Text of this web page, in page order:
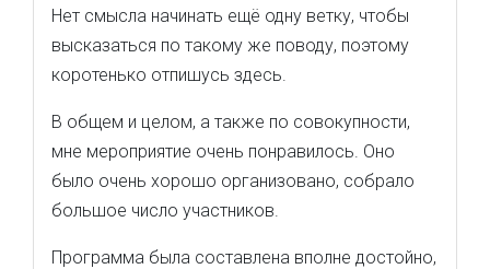
Нет смысла начинать ещё одну ветку, чтобы
высказаться по такому же поводу, поэтому
коротенько отпишусь здесь.
В общем и целом, а также по совокупности,
мне мероприятие очень понравилось. Оно
было очень хорошо организовано, собрало
большое число участников.
Программа была составлена вполне достойно,